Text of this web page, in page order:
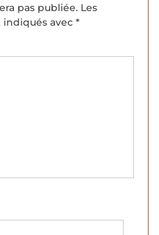
pas publiée. Les
avec *